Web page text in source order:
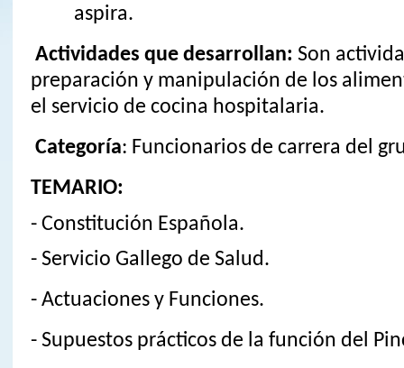
aspira.
Actividades que desarrollan: Son
preparación y manipulación de los
el servicio de cocina hospitalaria.
Categoría: Funcionarios de carrera del
TEMARIO:
- Constitución Española.
- Servicio Gallego de Salud.
- Actuaciones y Funciones.
- Supuestos prácticos de la función del